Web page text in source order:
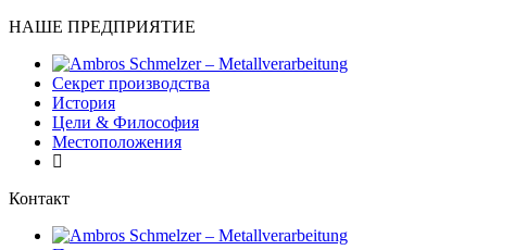
НАШЕ ПРЕДПРИЯТИЕ
Секрет производства
История
Цели & Философия
Местоположения
Контакт